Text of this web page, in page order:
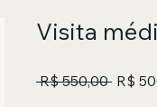
Visita
R$ 550,00 Preço
R$